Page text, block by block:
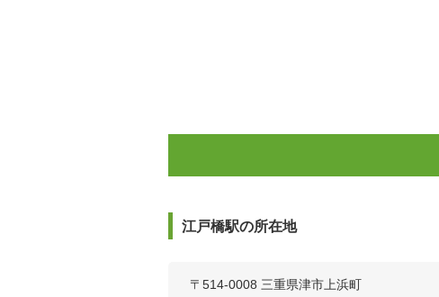
江戸橋駅の所在地
〒514-0008 三重県津市上浜町